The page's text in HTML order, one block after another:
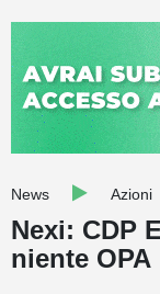
Trading
Education
Quotazioni
Conto IG
News Azioni
Nexi: CDP
niente OPA